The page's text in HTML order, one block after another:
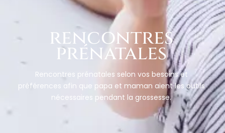
rencontres
prénatales
Rencontres prénatales selon vos besoins et
préférences afin que papa et maman aient les outils
nécessaires pendant la grossesse.